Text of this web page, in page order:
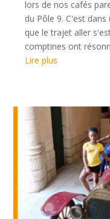
lors de nos cafés
du Pôle 9. C'est
que le trajet aller
comptines ont
Lire plus